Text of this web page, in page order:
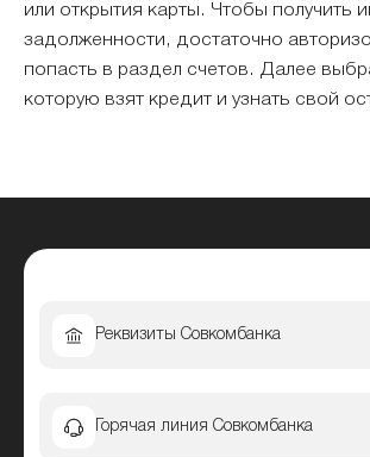
или открытия карты. Чтобы
задолженности, достаточно
попасть в раздел счетов. Далее
которую взят кредит и узнать свой
Реквизиты Совкомбанка
Горячая линия Совкомбанка